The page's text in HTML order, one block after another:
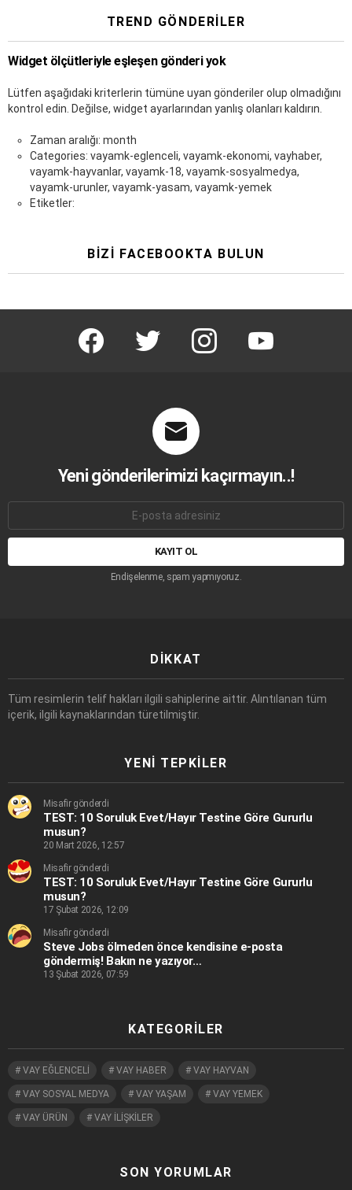
TREND GÖNDERILER
Widget ölçütleriyle eşleşen gönderi yok
Lütfen aşağıdaki kriterlerin tümüne uyan gönderiler olup olmadığını
kontrol edin. Değilse, widget ayarlarından yanlış olanları kaldırın.
Zaman aralığı: month
Categories: vayamk-eglenceli, vayamk-ekonomi, vayhaber,
vayamk-hayvanlar, vayamk-18, vayamk-sosyalmedya,
vayamk-urunler, vayamk-yasam, vayamk-yemek
Etiketler:
BIZI FACEBOOKTA BULUN
facebook twitter instagram youtube
Yeni gönderilerimizi kaçırmayın..!
adresi:
Endişelenme, spam yapmıyoruz.
DIKKAT
Tüm resimlerin telif hakları ilgili sahiplerine aittir. Alıntılanan tüm
içerik, ilgili kaynaklarından türetilmiştir.
YENI TEPKILER
Misafir gönderdi
TEST: 10 Soruluk Evet/Hayır Testine Göre Gururlu
musun?
20 Mart 2026, 12:57
Misafir gönderdi
TEST: 10 Soruluk Evet/Hayır Testine Göre Gururlu
musun?
17 Şubat 2026, 12:09
Misafir gönderdi
Steve Jobs ölmeden önce kendisine e-posta
göndermiş! Bakın ne yazıyor…
13 Şubat 2026, 07:59
KATEGORILER
VAY EĞLENCELİ VAY HABER VAY HAYVAN
VAY SOSYAL MEDYA VAY YAŞAM VAY YEMEK
VAY ÜRÜN VAY İLİŞKİLER
SON YORUMLAR